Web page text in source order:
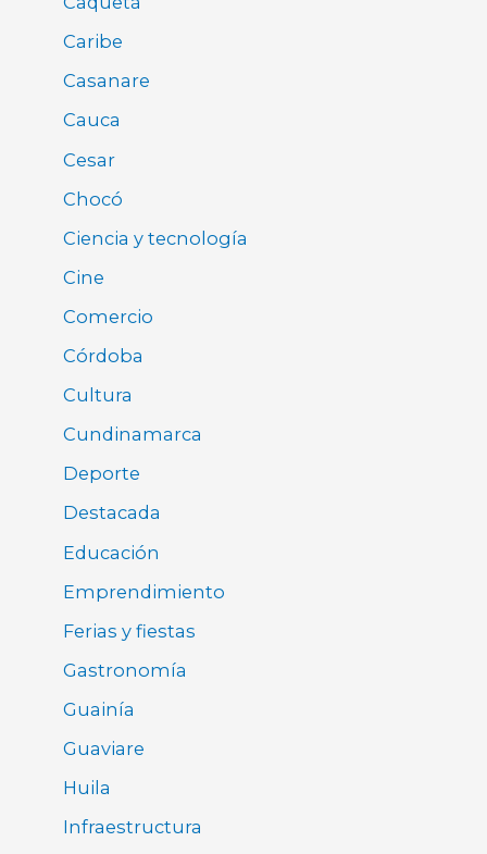
Caribe
Casanare
Cauca
Cesar
Chocó
Ciencia y tecnología
Cine
Comercio
Córdoba
Cultura
Cundinamarca
Deporte
Destacada
Educación
Emprendimiento
Ferias y fiestas
Gastronomía
Guainía
Guaviare
Huila
Infraestructura